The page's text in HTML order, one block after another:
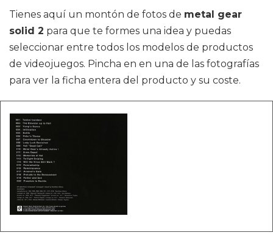
Tienes aquí un montón de fotos de metal gear
solid 2 para que te formes una idea y puedas
seleccionar entre todos los modelos de productos
de videojuegos. Pincha en en una de las fotografías
para ver la ficha entera del producto y su coste.